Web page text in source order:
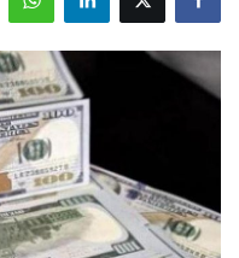
اقتصاد وأموال
طاقة
تعدين